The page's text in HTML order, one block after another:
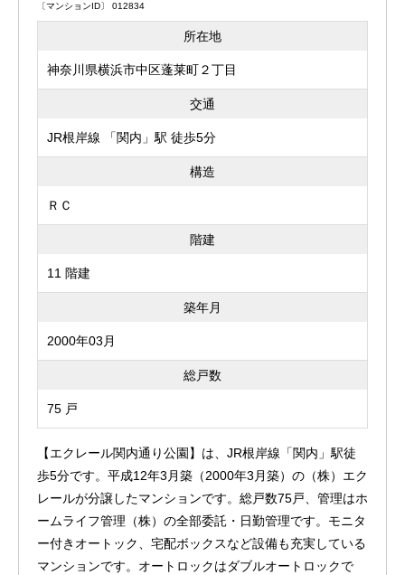
〔マンションID〕 012834
所在地
神奈川県横浜市中区蓬莱町２丁目
交通
JR根岸線 「関内」駅 徒歩5分
構造
ＲＣ
階建
11 階建
築年月
2000年03月
総戸数
75 戸
【エクレール関内通り公園】は、JR根岸線「関内」駅徒
歩5分です。平成12年3月築（2000年3月築）の（株）エク
レールが分譲したマンションです。総戸数75戸、管理はホ
ームライフ管理（株）の全部委託・日勤管理です。モニタ
ー付きオートック、宅配ボックスなど設備も充実している
マンションです。オートロックはダブルオートロックで